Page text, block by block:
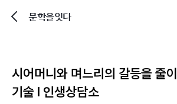
문학을잇다
시어머니와 며느리의 갈등을 줄
기술 l 인생상담소